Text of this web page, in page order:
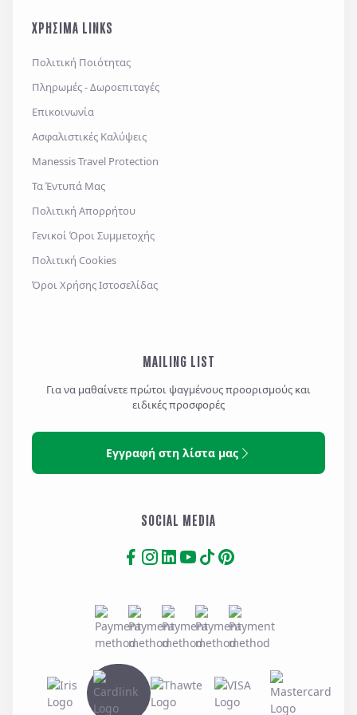
ΧΡΗΣΙΜΑ LINKS
Πολιτική Ποιότητας
Πληρωμές - Δωροεπιταγές
Επικοινωνία
Ασφαλιστικές Καλύψεις
Manessis Travel Protection
Τα Έντυπά Μας
Πολιτική Απορρήτου
Γενικοί Όροι Συμμετοχής
Πολιτική Cookies
Όροι Χρήσης Ιστοσελίδας
MAILING LIST
Για να μαθαίνετε πρώτοι ψαγμένους προορισμούς και
ειδικές προσφορές
Εγγραφή στη λίστα μας
SOCIAL MEDIA